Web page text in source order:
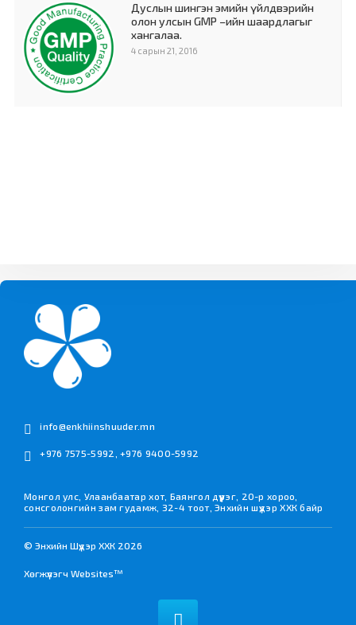
Дуслын шингэн эмийн үйлдвэрийн
олон улсын GMP –ийн шаардлагыг
хангалаа.
4 сарын 21, 2016
info@enkhiinshuuder.mn
+976 7575-5992 ,+976 9400-5992
Монгол улс, Улаанбаатар хот, Баянгол дүүрэг, 20-р хороо,
сонсголонгийн зам гудамж, 32-4 тоот, Энхийн шүүдэр ХХК байр
© Энхийн Шүүдэр ХХК 2026
Хөгжүүлэгч Websites™